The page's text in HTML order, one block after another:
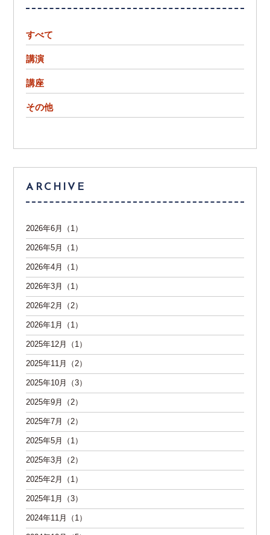
すべて
講演
講座
その他
ARCHIVE
2026年6月（1）
2026年5月（1）
2026年4月（1）
2026年3月（1）
2026年2月（2）
2026年1月（1）
2025年12月（1）
2025年11月（2）
2025年10月（3）
2025年9月（2）
2025年7月（2）
2025年5月（1）
2025年3月（2）
2025年2月（1）
2025年1月（3）
2024年11月（1）